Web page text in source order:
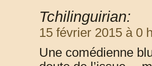
Tchilinguirian:
15 février 2015 à 0
Une comédienne